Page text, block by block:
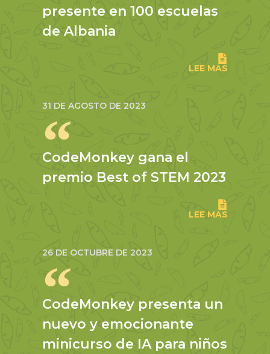
presente en 100 escuelas
de Albania
LEE MAS
31 DE AGOSTO DE 2023
CodeMonkey gana el
premio Best of STEM 2023
LEE MAS
26 DE OCTUBRE DE 2023
CodeMonkey presenta un
nuevo y emocionante
minicurso de IA para niños